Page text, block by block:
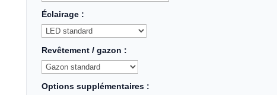
Éclairage :
Revêtement / gazon :
Options supplémentaires :